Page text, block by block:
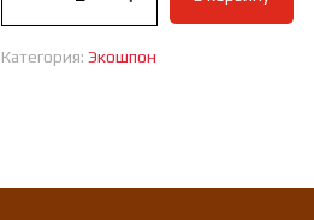
Межкомнатная
Категория:Экошпон